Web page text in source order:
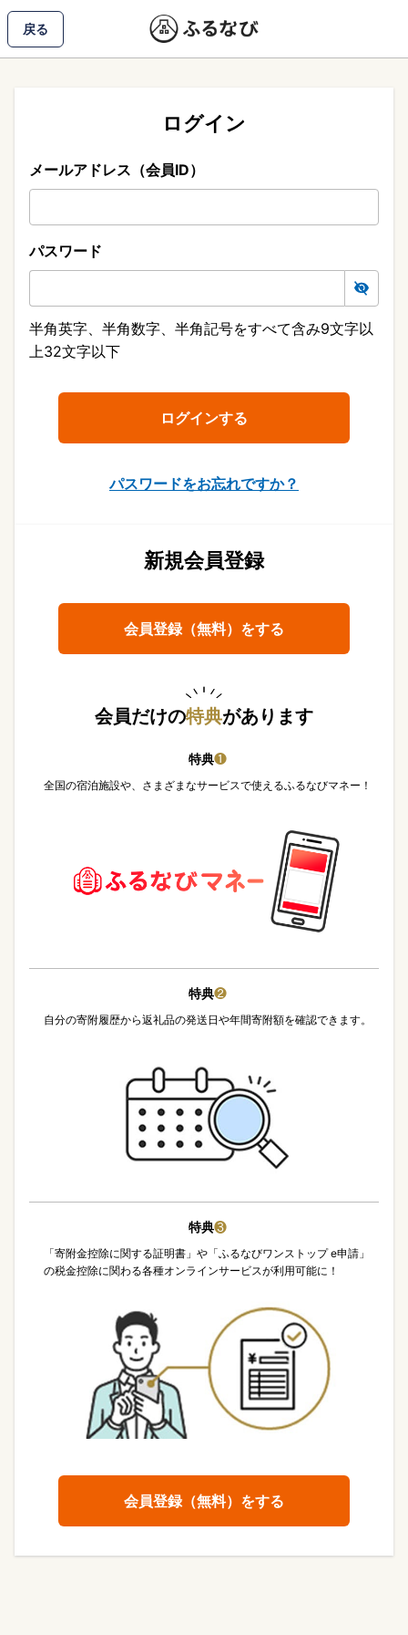
戻る
ログイン
メールアドレス（会員ID）
パスワード
半角英字、半角数字、半角記号をすべて含み9文字以
上32文字以下
パスワードをお忘れですか？
新規会員登録
会員登録（無料）をする
会員だけの特典があります
特典❶
全国の宿泊施設や、さまざまなサービスで使えるふるなびマネー！
特典❷
自分の寄附履歴から返礼品の発送日や年間寄附額を確認できます。
特典❸
「寄附金控除に関する証明書」や「ふるなびワンストップ e申請」
の税金控除に関わる各種オンラインサービスが利用可能に！
会員登録（無料）をする